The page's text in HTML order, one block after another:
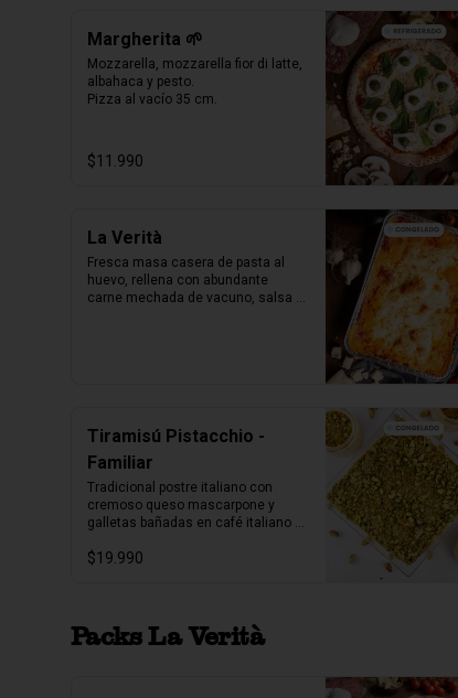
Margherita 🌱
Mozzarella, mozzarella fior di latte,
albahaca y pesto.
Pizza al vacío 35 cm.
$11.990
La Verità
Fresca masa casera de pasta al
huevo, rellena con abundante
carne mechada de vacuno, salsa
Tiramisú Pistacchio -
Familiar
Tradicional postre italiano con
cremoso queso mascarpone y
galletas bañadas en café italiano
toque de pistacchio.
$19.990
Packs La Verità